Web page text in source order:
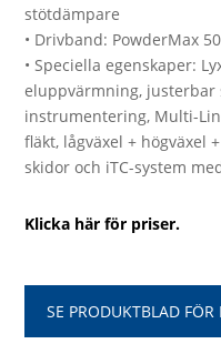
stötdämpare
• Drivband: PowderMax
• Speciella egenskaper:
eluppvärmning, justerbar
instrumentering, Multi-
fläkt, lågväxel + högväxel
skidor och iTC-system
Klicka här för priser.
SE PRODUKTBLAD